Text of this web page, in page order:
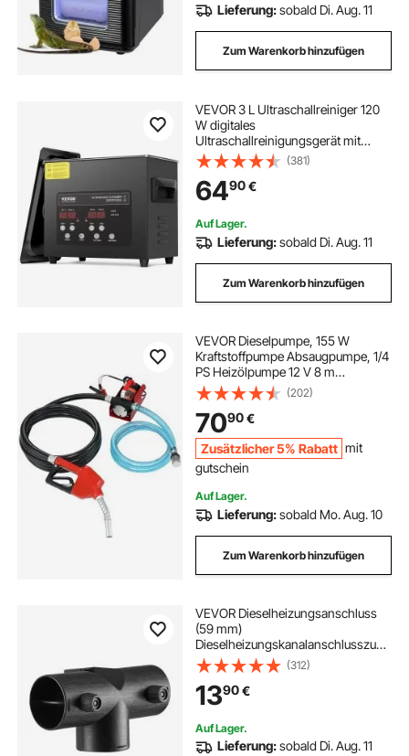
Lieferung:sobald Di. Aug. 11
Zum Warenkorb hinzufügen
VEVOR 3 L Ultraschallreiniger 120
W digitales
Ultraschallreinigungsgerät mit
Schonmodus & verbesserter
Entgasung, 40 kHz industrieller
Schmuckreiniger mit Heizung &
Timer, für Brillen Uhren Schwarz
(381)
6490€
Auf Lager.
Lieferung:sobald Di. Aug. 11
Zum Warenkorb hinzufügen
VEVOR Dieselpumpe, 155 W
Kraftstoffpumpe Absaugpumpe, 1/4
PS Heizölpumpe 12 V 8 m
Förderhöhe 3 m Saughöhe
Selbstansaugend Automatik-
Zapfpistole 4 m Auslassschlauch
für Diesel Kerosin Transformatoröl
(202)
7090€
Zusätzlicher 5% Rabatt mit
gutschein
Auf Lager.
Lieferung:sobald Mo. Aug. 10
Zum Warenkorb hinzufügen
VEVOR Dieselheizungsanschluss
(59 mm)
Dieselheizungskanalanschlusszube
hör, T-förmige 3-Wege-
Entlüftungsanschlüsse mit 2 um
90° drehbaren Ventilen,
Verbindungsanschlüsse für 2 kW
Dieselheizungen
(312)
1390€
Auf Lager.
Lieferung:sobald Di. Aug. 11